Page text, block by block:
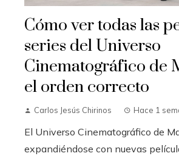
Cómo ver todas las
series del Universo
Cinematográfico de
el orden correcto
Carlos Jesús Chirinos Hace 1
El Universo Cinematográfico de
expandiéndose con nuevas